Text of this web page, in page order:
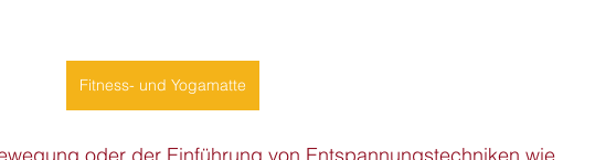
Fitness- und Yogamatte
oder der Einführung von Entspannungstechniken wie